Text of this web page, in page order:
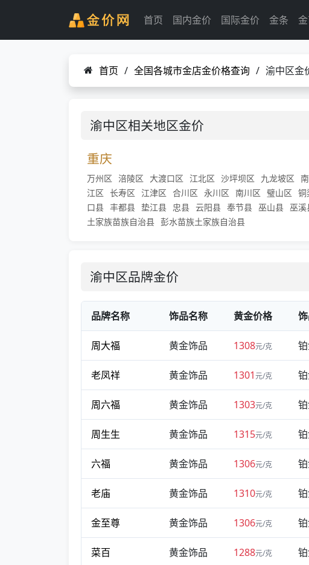
首页 国内金价 国际金价 金条
首页 / 全国各城市金店金价格查询 / 渝中区金
渝中区相关地区金价
重庆
万州区 涪陵区 大渡口区 江北区 沙坪坝区 九龙坡区
江区 长寿区 江津区 合川区 永川区 南川区 璧山区 铜
口县 丰都县 垫江县 忠县 云阳县 奉节县 巫山县 巫溪
土家族苗族自治县 彭水苗族土家族自治县
渝中区品牌金价
品牌名称 饰品名称 黄金价格
周大福 黄金饰品 1308元/克
老凤祥 黄金饰品 1301元/克
周六福 黄金饰品 1303元/克
周生生 黄金饰品 1315元/克
六福 黄金饰品 1306元/克
老庙 黄金饰品 1310元/克
金至尊 黄金饰品 1306元/克
菜百 黄金饰品 1288元/克